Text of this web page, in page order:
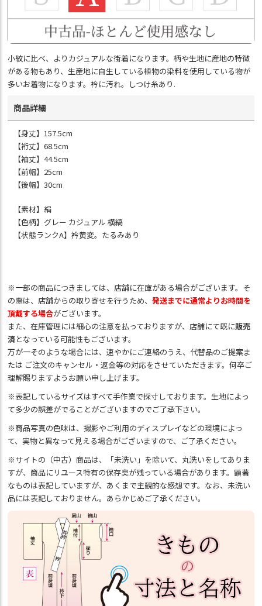
小紋に比べ、よりカジュアルな街着になります。柄や生地に産地の特徴
がある物もあり、生産地に自生している植物の染料を使用している物が
多いお着物になります。衿に汚れ。しつけ糸あり.
商品詳細
【身丈】157.5cm
【裄丈】68.5cm
【袖丈】44.5cm
【前幅】25cm
【後幅】30cm
【素材】絹
【色柄】グレー カジュアル 横縞
【状態ランクA】衿黄変。たるみあり
※一部の商品につきましては、店舗に在庫がある場合がございます。そ
の際は、店舗からの取り寄せを行うため、発送までに通常よりお時間を
頂戴する場合がございます。
また、在庫管理には細心の注意を払っておりますが、店舗にて既に販売
済となっている可能性もございます。
万が一そのような場合には、速やかにご連絡のうえ、代替品のご提案ま
たは ご注文のキャンセル・返金等の対応をさせていただきます。何卒ご
理解賜りますようお願い申し上げます。
※表記しているサイズはすべて手作業で採寸しております。生地によっ
て多少の誤差がでることがございますのでご了承下さい。
※商品写真の色味は、撮影やご利用のディスプレイなどの環境によっ
て、実物と異なって見える場合がございますので、ご了承ください。
※サイトの（中古）商品は、「未洗い」を除いて、丸洗いをしてありま
すが、商品にリユース特有の保存臭が残っている場合があります。顕著
なものは表記していますが、あくまで主観的な感想です。なお、未洗い
品には表記しておりません。あらかじめご了承ください。